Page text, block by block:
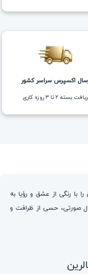
اکسپرس سراسر کشور
بسته ۲ تا ۳ روزه کاری
با رنگی از عشق و رؤیا به
صورتی، حسی از ظرافت و